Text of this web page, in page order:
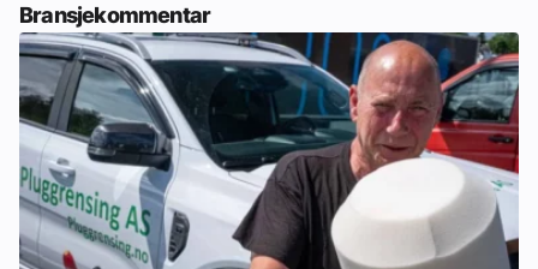
Bransjekommentar